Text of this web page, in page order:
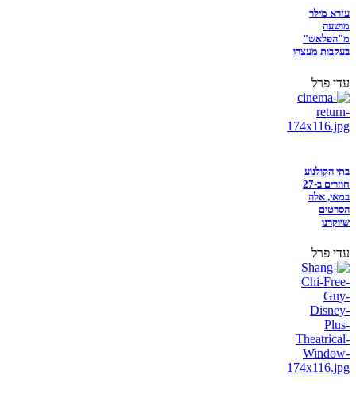
עזרא מילר
מושעה
מ"הפלאש"
בעקבות מעצרו
עדי פרל
בתי הקולנוע
חוזרים ב-27
במאי, אלה
הסרטים
שיוקרנו
עדי פרל